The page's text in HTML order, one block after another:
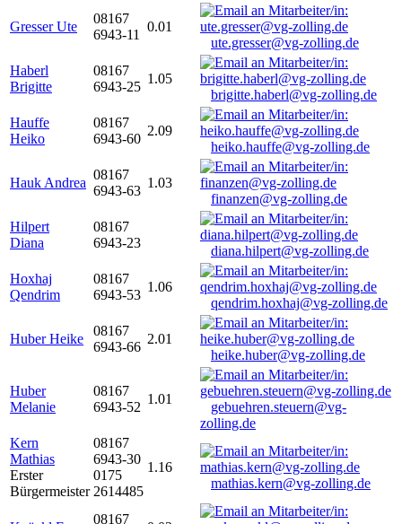
Gresser Ute
08167
6943-11
0.01
ute.gresser@vg-zolling.de
Haberl
Brigitte
08167
6943-25
1.05
brigitte.haberl@vg-zolling.de
Hauffe
Heiko
08167
6943-60
2.09
heiko.hauffe@vg-zolling.de
Hauk Andrea
08167
6943-63
1.03
finanzen@vg-zolling.de
Hilpert
Diana
08167
6943-23
diana.hilpert@vg-zolling.de
Hoxhaj
Qendrim
08167
6943-53
1.06
qendrim.hoxhaj@vg-zolling.de
Huber Heike
08167
6943-66
2.01
heike.huber@vg-zolling.de
Huber
Melanie
08167
6943-52
1.01
gebuehren.steuern@vg-
zolling.de
Kern
Mathias
Erster
Bürgermeister
08167
6943-30
0175
2614485
1.16
mathias.kern@vg-zolling.de
08167